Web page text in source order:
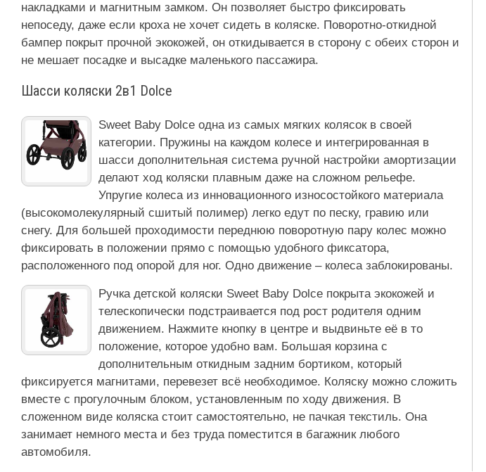
накладками и магнитным замком. Он позволяет быстро фиксировать
непоседу, даже если кроха не хочет сидеть в коляске. Поворотно-откидной
бампер покрыт прочной экокожей, он откидывается в сторону с обеих сторон и
не мешает посадке и высадке маленького пассажира.
Шасси коляски 2в1 Dolce
Sweet Baby Dolce одна из самых мягких колясок в своей
категории. Пружины на каждом колесе и интегрированная в
шасси дополнительная система ручной настройки амортизации
делают ход коляски плавным даже на сложном рельефе.
Упругие колеса из инновационного износостойкого материала
(высокомолекулярный сшитый полимер) легко едут по песку, гравию или
снегу. Для большей проходимости переднюю поворотную пару колес можно
фиксировать в положении прямо с помощью удобного фиксатора,
расположенного под опорой для ног. Одно движение – колеса заблокированы.
Ручка детской коляски Sweet Baby Dolce покрыта экокожей и
телескопически подстраивается под рост родителя одним
движением. Нажмите кнопку в центре и выдвиньте её в то
положение, которое удобно вам. Большая корзина с
дополнительным откидным задним бортиком, который
фиксируется магнитами, перевезет всё необходимое. Коляску можно сложить
вместе с прогулочным блоком, установленным по ходу движения. В
сложенном виде коляска стоит самостоятельно, не пачкая текстиль. Она
занимает немного места и без труда поместится в багажник любого
автомобиля.